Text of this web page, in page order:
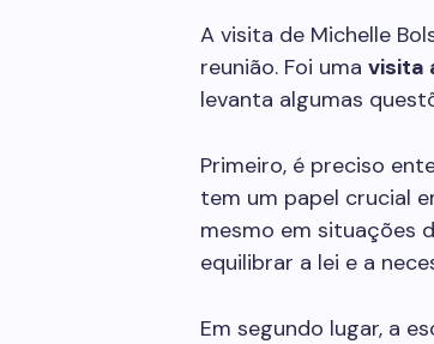
A visita de Michelle
reunião. Foi uma visita
levanta algumas
Primeiro, é preciso
tem um papel crucial
mesmo em situações
equilibrar a lei e a
Em segundo lugar, a